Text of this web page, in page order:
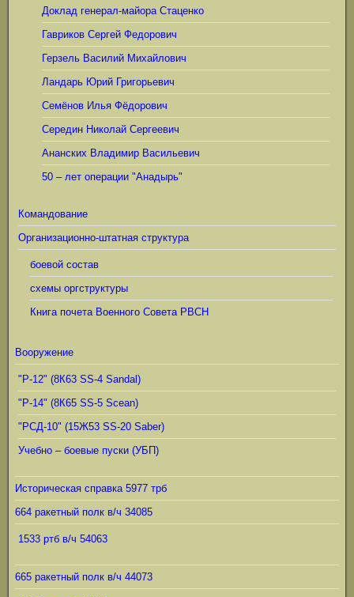
Доклад генерал-майора Стаценко
Гавриков Сергей Федорович
Герзель Василий Михайлович
Ландарь Юрий Григорьевич
Семёнов Илья Фёдорович
Середин Николай Сергеевич
Ананских Владимир Васильевич
50 – лет операции "Анадырь"
Командование
Организационно-штатная структура
боевой состав
схемы оргструктуры
Книга почета Военного Совета РВСН
Вооружение
"Р-12" (8К63 SS-4 Sandal)
"Р-14" (8К65 SS-5 Scean)
"РСД-10" (15Ж53 SS-20 Saber)
Учебно – боевые пуски (УБП)
Историческая справка 5977 трб
664 ракетный полк в/ч 34085
1533 ртб в/ч 54063
665 ракетный полк в/ч 44073